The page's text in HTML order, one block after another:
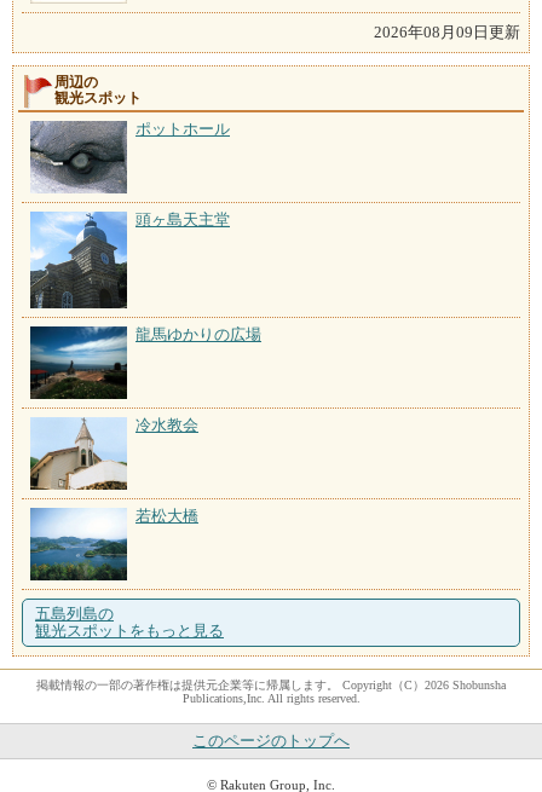
2026年08月09日更新
周辺の
観光スポット
ポットホール
頭ヶ島天主堂
龍馬ゆかりの広場
冷水教会
若松大橋
五島列島の
観光スポットをもっと見る
掲載情報の一部の著作権は提供元企業等に帰属します。 Copyright（C）2026 Shobunsha
Publications,Inc. All rights reserved.
このページのトップへ
© Rakuten Group, Inc.